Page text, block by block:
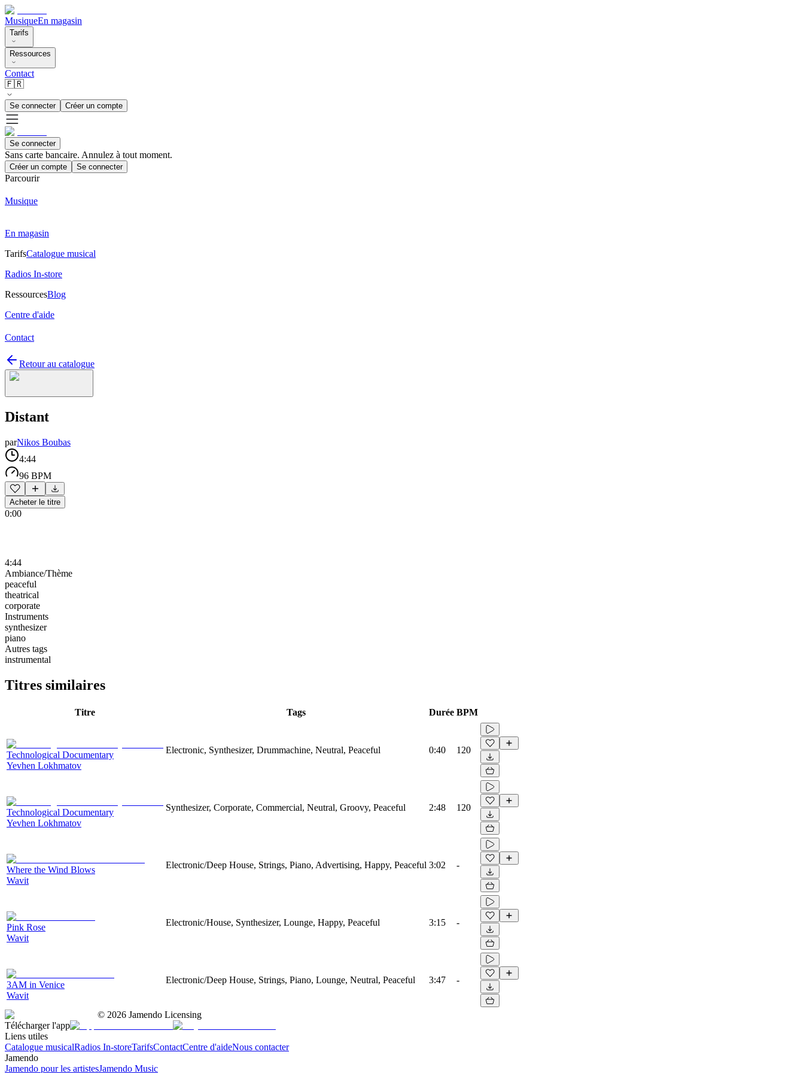
MusiqueEn magasin
Tarifs
Ressources
Contact
🇫🇷
Se connecter Créer un compte
Se connecter
Sans carte bancaire. Annulez à tout moment.
Créer un compte Se connecter
Parcourir
Musique
En magasin
TarifsCatalogue musical
Radios In-store
RessourcesBlog
Centre d'aide
Contact
Retour au catalogue
Distant
parNikos Boubas
4:44
96 BPM
Acheter le titre
0:00
4:44
Ambiance/Thème
peaceful
theatrical
corporate
Instruments
synthesizer
piano
Autres tags
instrumental
Titres similaires
Titre Tags Durée BPM
Technological Documentary
Yevhen Lokhmatov
Electronic, Synthesizer, Drummachine, Neutral, Peaceful 0:40 120
Technological Documentary
Yevhen Lokhmatov
Synthesizer, Corporate, Commercial, Neutral, Groovy, Peaceful 2:48 120
Where the Wind Blows
Wavit
Electronic/Deep House, Strings, Piano, Advertising, Happy, Peaceful 3:02 -
Pink Rose
Wavit
Electronic/House, Synthesizer, Lounge, Happy, Peaceful 3:15 -
3AM in Venice
Wavit
Electronic/Deep House, Strings, Piano, Lounge, Neutral, Peaceful 3:47 -
© 2026 Jamendo Licensing
Télécharger l'app
Liens utiles
Catalogue musicalRadios In-storeTarifsContactCentre d'aideNous contacter
Jamendo
Jamendo pour les artistesJamendo Music